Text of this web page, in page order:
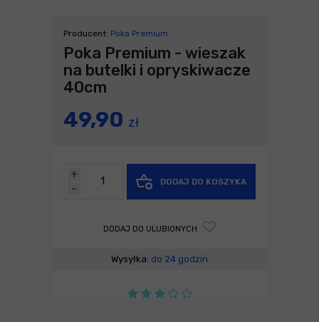
Producent: Poka Premium
Poka Premium - wieszak
na butelki i opryskiwacze
40cm
49,90 zł
-
+
DODAJ DO KOSZYKA
DODAJ DO ULUBIONYCH
Wysyłka: do 24 godzin